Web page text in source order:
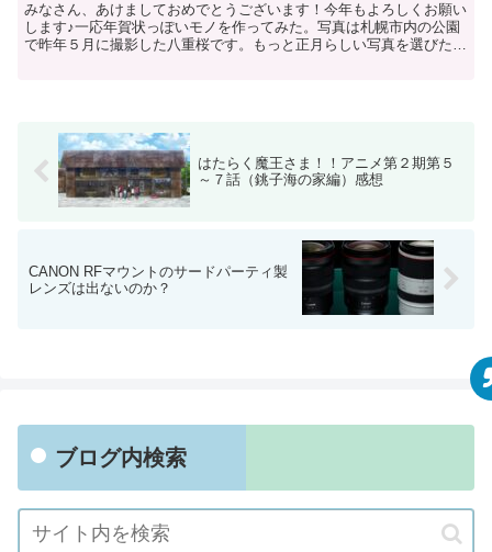
みなさん、あけましておめでとうございます！今年もよろしくお願い
します♪一応年賀状っぽいモノを作ってみた。写真は札幌市内の公園
で昨年５月に撮影した八重桜です。もっと正月らしい写真を選びたか
はたらく魔王さま！！アニメ第２期第５
～７話（銚子海の家編）感想
CANON RFマウントのサードパーティ製
レンズは出ないのか？
ブログ内検索